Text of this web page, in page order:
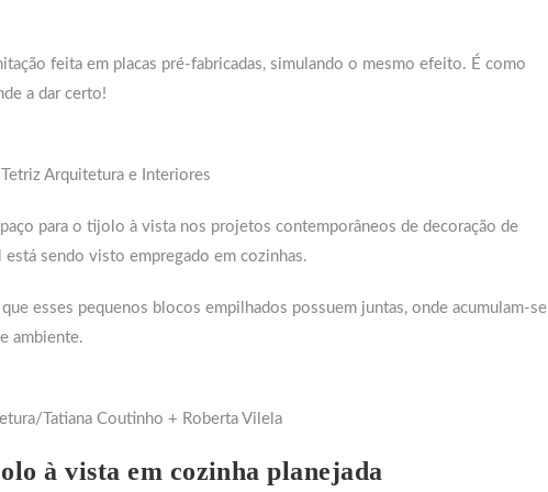
feita em placas pré-fabricadas, simulando o mesmo efeito. É como
a dar certo!
Arquitetura e Interiores
para o tijolo à vista nos projetos contemporâneos de decoração de
sendo visto empregado em cozinhas.
esses pequenos blocos empilhados possuem juntas, onde acumulam-se
ambiente.
Tatiana Coutinho + Roberta Vilela
à vista em cozinha planejada